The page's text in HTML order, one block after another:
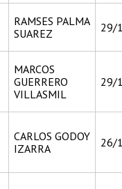
RAMSES PALMA
SUAREZ
29/
MARCOS
GUERRERO
VILLASMIL
29/
CARLOS GODOY
IZARRA
26/